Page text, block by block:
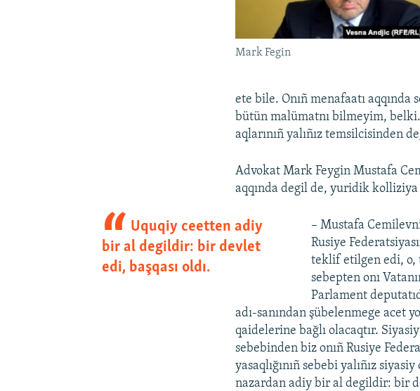
Mark Fegin
ete bile. Onıñ menafaatı
bütün malümatnı bilmeyim,
aqlarınıñ yalıñız temsilcisinden
Advokat Mark Feygin Mustafa
aqqında degil de, yuridik
Uquqiy ceetten adiy
bir al degildir: bir devlet
edi, başqası oldı.
– Mustafa
Rusiye
teklif etilgen edi, o,
sebepten onı
Parlament
adı-sanından şübelenmege acet
qaidelerine bağlı olacaqtır.
sebebinden biz onıñ Rusiye
yasaqlığınıñ sebebi yalıñız
nazardan adiy bir al degildir: bir